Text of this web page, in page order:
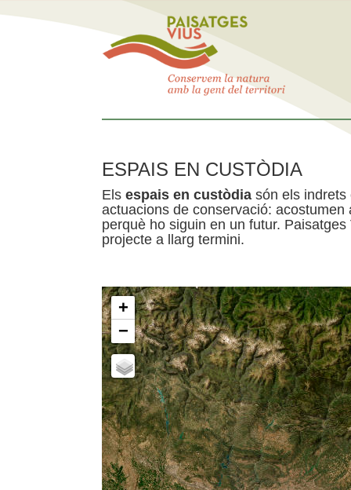
ESPAIS EN CUSTÒDIA
Els espais en custòdia són els indrets
actuacions de conservació:
perquè ho siguin en un futur.
projecte a llarg termini.
+
−